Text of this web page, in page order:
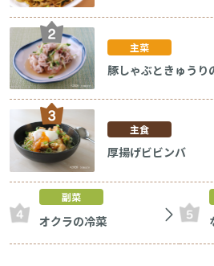
主菜
豚しゃぶときゅうり
主食
厚揚げビビンバ
副菜
オクラの冷菜